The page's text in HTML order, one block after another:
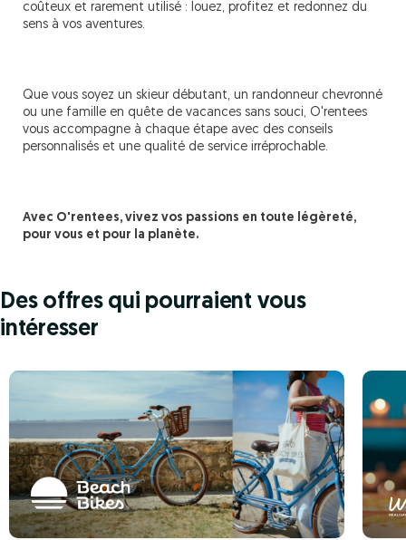
coûteux et rarement utilisé : louez, profitez et redonnez du
sens à vos aventures.
Que vous soyez un skieur débutant, un randonneur chevronné
ou une famille en quête de vacances sans souci, O'rentees
vous accompagne à chaque étape avec des conseils
personnalisés et une qualité de service irréprochable.
Avec O'rentees, vivez vos passions en toute légèreté,
pour vous et pour la planète.
Des offres qui pourraient vous
intéresser